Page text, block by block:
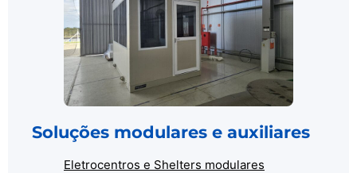
Soluções modulares e auxiliares
Eletrocentros e Shelters modulares